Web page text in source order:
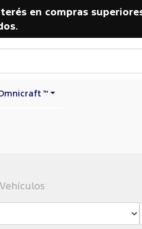
en compras superiores
™